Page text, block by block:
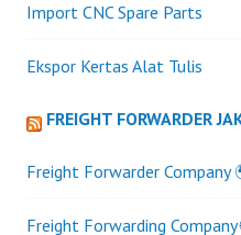
Import CNC Spare Parts
Ekspor Kertas Alat Tulis
FREIGHT FORWARDER
Freight Forwarder
Freight Forwarding